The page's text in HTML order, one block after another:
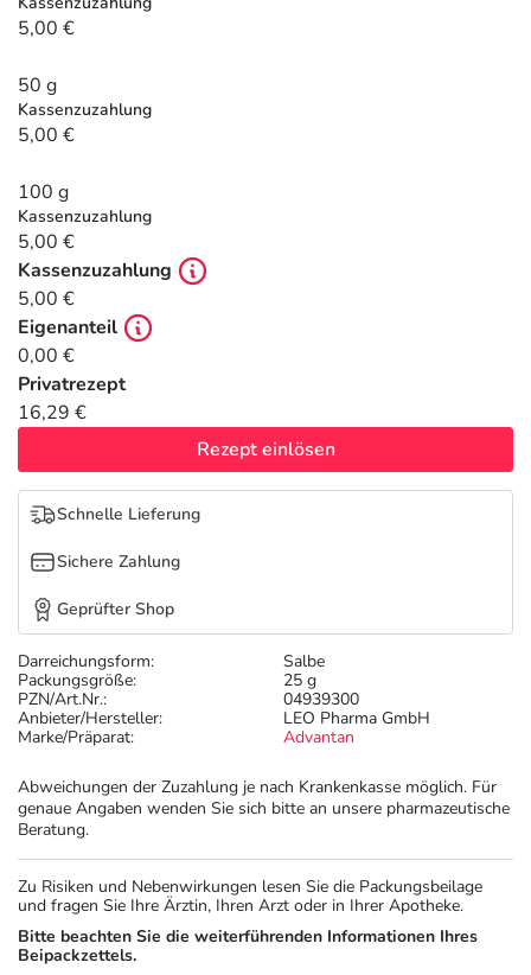
Tierapotheke
Vitamine & Mineralstoffe
Marken
Salus Deals
Darreichungsform:
Salbe
Packungsgröße:
25 g
PZN/Art.Nr.:
04939300
Anbieter/Hersteller:
LEO Pharma GmbH
Marke/Präparat:
Advantan
Abweichungen der Zuzahlung je nach Krankenkasse möglich. Für
genaue Angaben wenden Sie sich bitte an unsere pharmazeutische
Beratung.
5,00 €
50 g
Kassenzuzahlung
5,00 €
100 g
Kassenzuzahlung
5,00 €
Kassenzuzahlung
5,00 €
Eigenanteil
0,00 €
Privatrezept
16,29 €
Rezept einlösen
Schnelle Lieferung
Sichere Zahlung
Geprüfter Shop
Zu Risiken und Nebenwirkungen lesen Sie die Packungsbeilage
und fragen Sie Ihre Ärztin, Ihren Arzt oder in Ihrer Apotheke.
Bitte beachten Sie die weiterführenden Informationen Ihres
Beipackzettels.